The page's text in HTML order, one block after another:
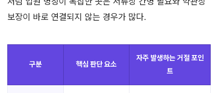
보장이 바로 연결되지 않는 경우가 많다.
구분 핵심 판단 요소
자주 발생하는 거절 포인
트